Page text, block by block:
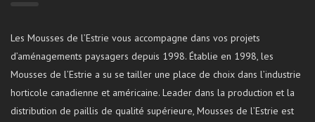
Les Mousses de l’Estrie vous accompagne dans vos projets
d’aménagements paysagers depuis 1998. Établie en 1998, les
Mousses de l’Estrie a su se tailler une place de choix dans l’industrie
horticole canadienne et américaine. Leader dans la production et la
distribution de paillis de qualité supérieure, Mousses de l’Estrie est